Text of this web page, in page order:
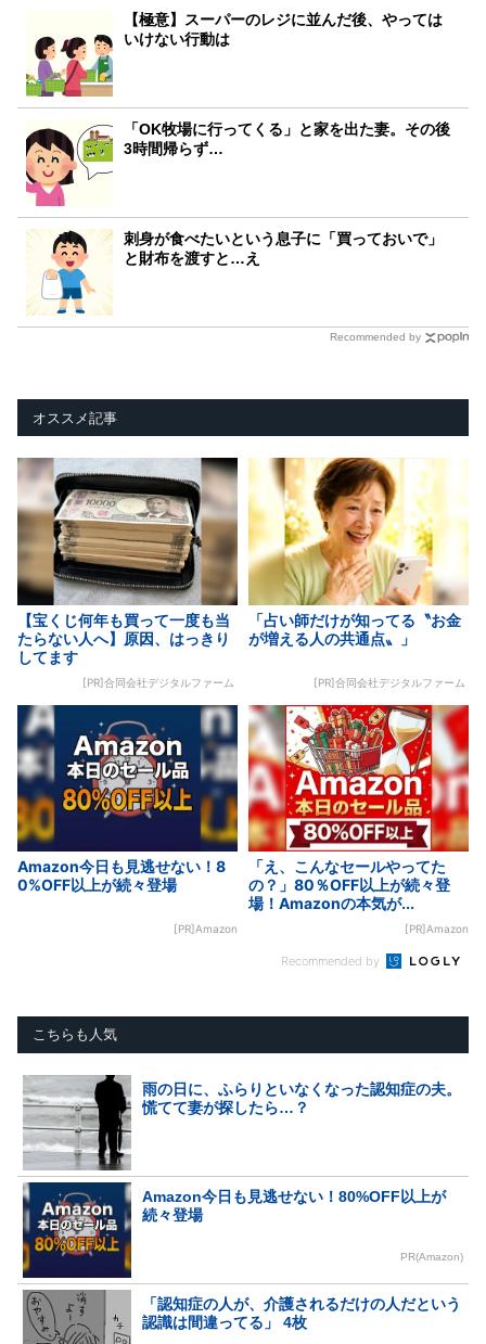
【極意】スーパーのレジに並んだ後、やっては
いけない行動は
「OK牧場に行ってくる」と家を出た妻。その後
3時間帰らず…
刺身が食べたいという息子に「買っておいで」
と財布を渡すと…え
Recommended by
オススメ記事
【宝くじ何年も買って一度も当
たらない人へ】原因、はっきり
してます
[PR]合同会社デジタルファーム
「占い師だけが知ってる〝お金
が増える人の共通点〟」
[PR]合同会社デジタルファーム
Amazon今日も見逃せない！8
0%OFF以上が続々登場
[PR]Amazon
「え、こんなセールやってた
の？」80％OFF以上が続々登
場！Amazonの本気が...
[PR]Amazon
Recommended by
こちらも人気
雨の日に、ふらりといなくなった認知症の夫。
慌てて妻が探したら…？
Amazon今日も見逃せない！80%OFF以上が
続々登場
PR(Amazon)
「認知症の人が、介護されるだけの人だという
認識は間違ってる」 4枚